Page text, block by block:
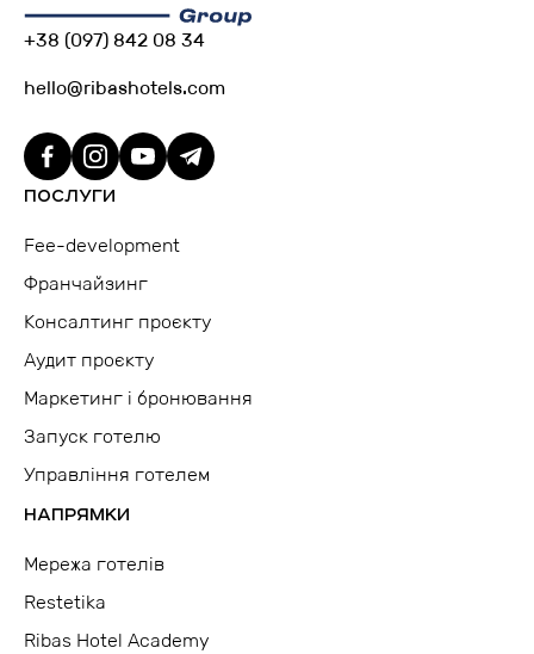
ПОСЛУГИ
Fee-development
Франчайзинг
Консалтинг проєкту
Аудит проєкту
Маркетинг і бронювання
Запуск готелю
Управління готелем
НАПРЯМКИ
Мережа готелів
Restetika
Ribas Hotel Academy
+38 (097) 842 08 34
hello@ribashotels.com